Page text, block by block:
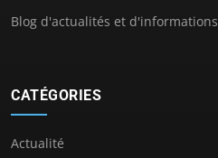
Blog d'actualités et d'informations
CATÉGORIES
Actualité